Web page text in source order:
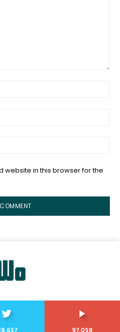
website in this browser for the
97,058